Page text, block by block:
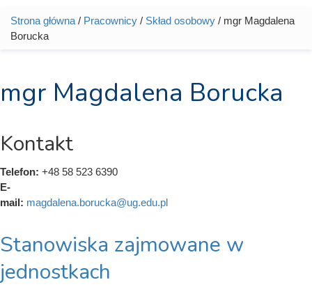
Jesteś tutaj
Strona główna / Pracownicy / Skład osobowy / mgr Magdalena
Borucka
mgr Magdalena Borucka
Kontakt
Telefon: +48 58 523 6390
E-
mail: magdalena.borucka@ug.edu.pl
Stanowiska zajmowane w
jednostkach